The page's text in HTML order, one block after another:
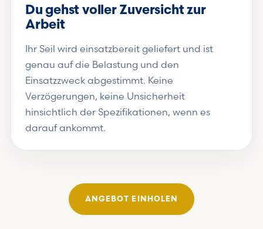
Du gehst voller Zuversicht zur
Arbeit
Ihr Seil wird einsatzbereit geliefert und ist
genau auf die Belastung und den
Einsatzzweck abgestimmt. Keine
Verzögerungen, keine Unsicherheit
hinsichtlich der Spezifikationen, wenn es
darauf ankommt.
ANGEBOT EINHOLEN